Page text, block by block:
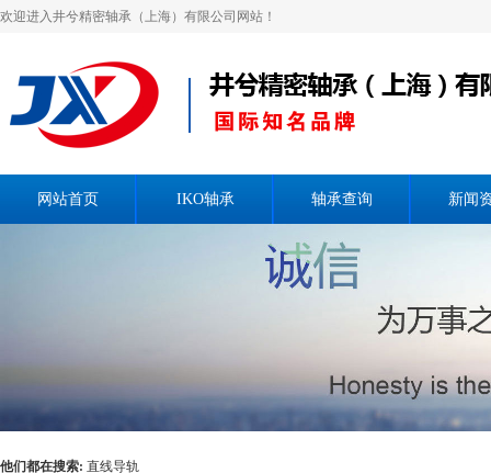
欢迎进入井兮精密轴承（上海）有限公司网站！
网站首页 IKO轴承 轴承查询 新闻
他们都在搜索: 直线导轨